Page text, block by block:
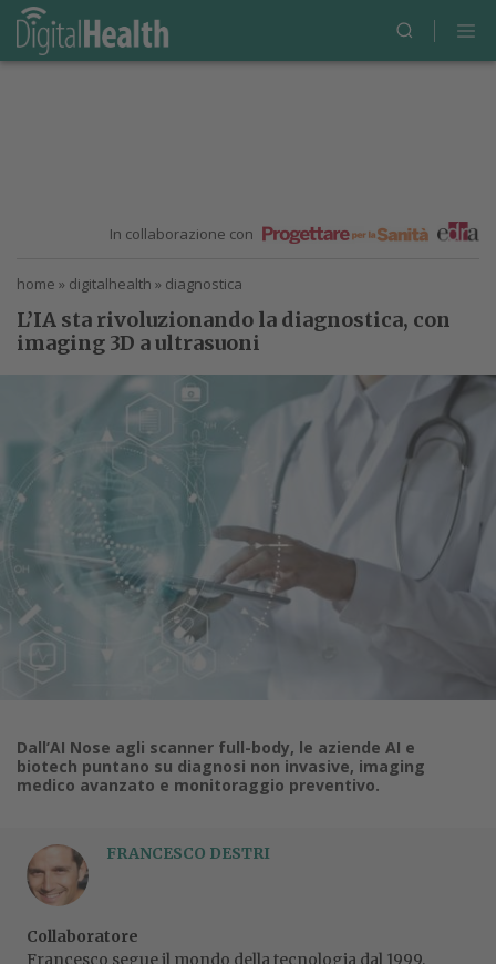
In collaborazione con
home » digitalhealth » diagnostica
L’IA sta rivoluzionando la diagnostica, con
imaging 3D a ultrasuoni
Dall’AI Nose agli scanner full-body, le aziende AI e
biotech puntano su diagnosi non invasive, imaging
medico avanzato e monitoraggio preventivo.
FRANCESCO DESTRI
Collaboratore
Francesco segue il mondo della tecnologia dal 1999,